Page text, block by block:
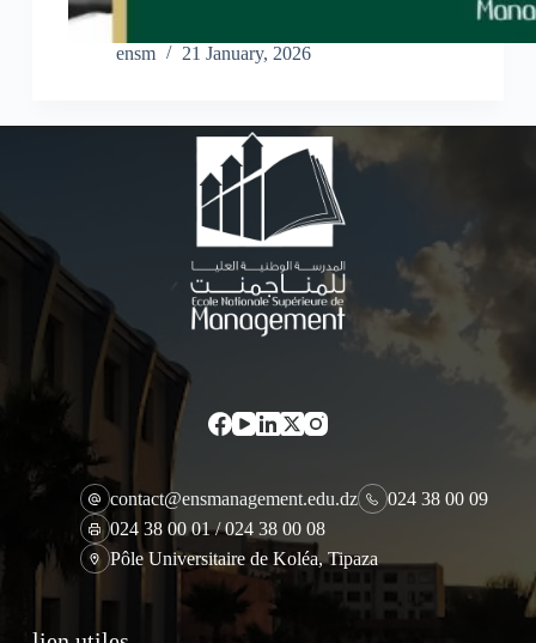
ensm 21 January, 2026
contact@ensmanagement.edu.dz
024 38 00 09
024 38 00 01 / 024 38 00 08
Pôle Universitaire de Koléa, Tipaza